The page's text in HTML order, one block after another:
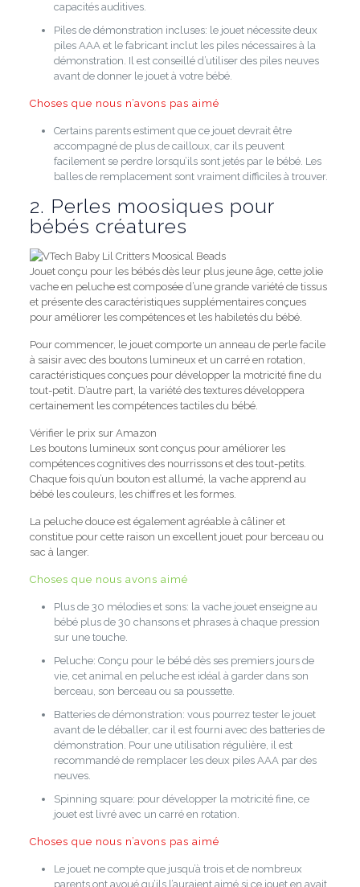
capacités auditives.
Piles de démonstration incluses: le jouet nécessite deux
piles AAA et le fabricant inclut les piles nécessaires à la
démonstration. Il est conseillé d’utiliser des piles neuves
avant de donner le jouet à votre bébé.
Choses que nous n’avons pas aimé
Certains parents estiment que ce jouet devrait être
accompagné de plus de cailloux, car ils peuvent
facilement se perdre lorsqu’ils sont jetés par le bébé. Les
balles de remplacement sont vraiment difficiles à trouver.
2. Perles moosiques pour
bébés créatures
Jouet conçu pour les bébés dès leur plus jeune âge, cette jolie
vache en peluche est composée d’une grande variété de tissus
et présente des caractéristiques supplémentaires conçues
pour améliorer les compétences et les habiletés du bébé.
Pour commencer, le jouet comporte un anneau de perle facile
à saisir avec des boutons lumineux et un carré en rotation,
caractéristiques conçues pour développer la motricité fine du
tout-petit. D’autre part, la variété des textures développera
certainement les compétences tactiles du bébé.
Vérifier le prix sur Amazon
Les boutons lumineux sont conçus pour améliorer les
compétences cognitives des nourrissons et des tout-petits.
Chaque fois qu’un bouton est allumé, la vache apprend au
bébé les couleurs, les chiffres et les formes.
La peluche douce est également agréable à câliner et
constitue pour cette raison un excellent jouet pour berceau ou
sac à langer.
Choses que nous avons aimé
Plus de 30 mélodies et sons: la vache jouet enseigne au
bébé plus de 30 chansons et phrases à chaque pression
sur une touche.
Peluche: Conçu pour le bébé dès ses premiers jours de
vie, cet animal en peluche est idéal à garder dans son
berceau, son berceau ou sa poussette.
Batteries de démonstration: vous pourrez tester le jouet
avant de le déballer, car il est fourni avec des batteries de
démonstration. Pour une utilisation régulière, il est
recommandé de remplacer les deux piles AAA par des
neuves.
Spinning square: pour développer la motricité fine, ce
jouet est livré avec un carré en rotation.
Choses que nous n’avons pas aimé
Le jouet ne compte que jusqu’à trois et de nombreux
parents ont avoué qu’ils l’auraient aimé si ce jouet en avait